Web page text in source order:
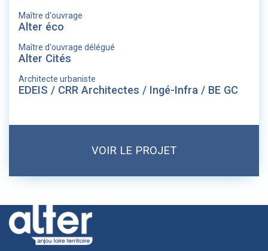
Maître d'ouvrage
Alter éco
Maître d'ouvrage délégué
Alter Cités
Architecte urbaniste
EDEIS / CRR Architectes / Ingé-Infra / BE GC
VOIR LE PROJET